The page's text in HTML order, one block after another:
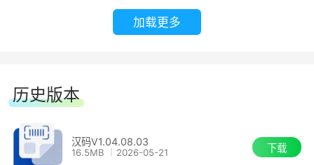
服装标签即为各种服装鞋帽上吊挂的牌子,包
便商家整理分类存放，在售卖过程中也更为高效便
捷。
加载更多
历史版本
汉码V1.04.08.03
16.5MB 2026-05-21 下载